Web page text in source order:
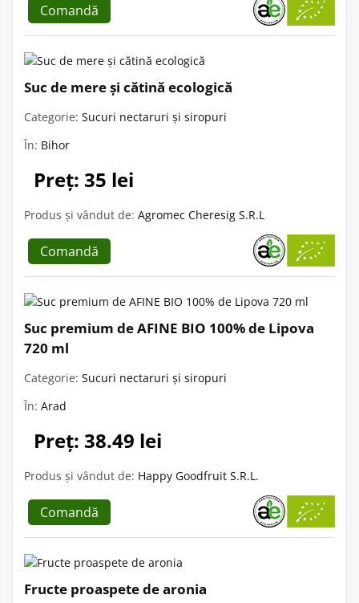
Comandă
Suc de mere și cătină ecologică
Categorie: Sucuri nectaruri și siropuri
În: Bihor
Preț: 35 lei
Produs și vândut de: Agromec Cheresig S.R.L
Comandă
Suc premium de AFINE BIO 100% de Lipova
720 ml
Categorie: Sucuri nectaruri și siropuri
În: Arad
Preț: 38.49 lei
Produs și vândut de: Happy Goodfruit S.R.L.
Comandă
Fructe proaspete de aronia